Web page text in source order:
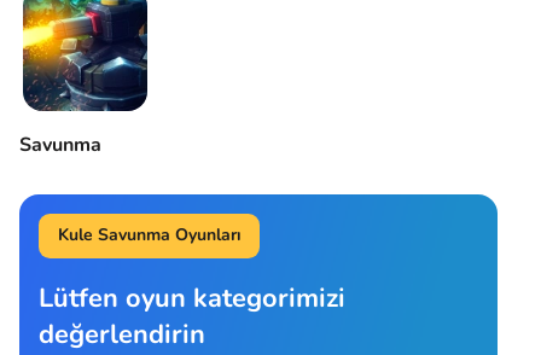
Savunma
Kule Savunma Oyunları
Lütfen oyun kategorimizi
değerlendirin